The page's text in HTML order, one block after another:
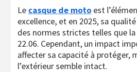
Le casque de moto est
excellence, et en 2025, sa
des normes strictes telles que
22.06. Cependant, un impact
affecter sa capacité à protéger,
l’extérieur semble intact.